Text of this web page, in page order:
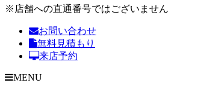
※店舗への直通番号ではございません
お問い合わせ
無料見積もり
来店予約
MENU